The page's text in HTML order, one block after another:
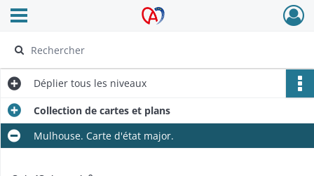
Archives Alsace - Colmar
Ouvrir le menu déroulant
Déplier tous les niveaux
Collection de cartes et plans
Mulhouse. Carte d'état major.